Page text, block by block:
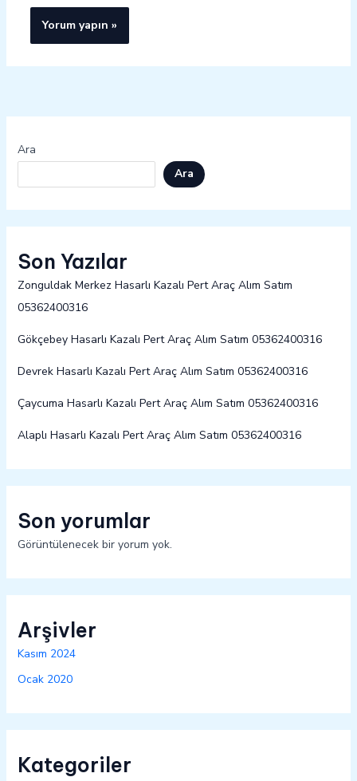
Ara
Ara
Son Yazılar
Zonguldak Merkez Hasarlı Kazalı Pert Araç Alım Satım
05362400316
Gökçebey Hasarlı Kazalı Pert Araç Alım Satım 05362400316
Devrek Hasarlı Kazalı Pert Araç Alım Satım 05362400316
Çaycuma Hasarlı Kazalı Pert Araç Alım Satım 05362400316
Alaplı Hasarlı Kazalı Pert Araç Alım Satım 05362400316
Son yorumlar
Görüntülenecek bir yorum yok.
Arşivler
Kasım 2024
Ocak 2020
Kategoriler